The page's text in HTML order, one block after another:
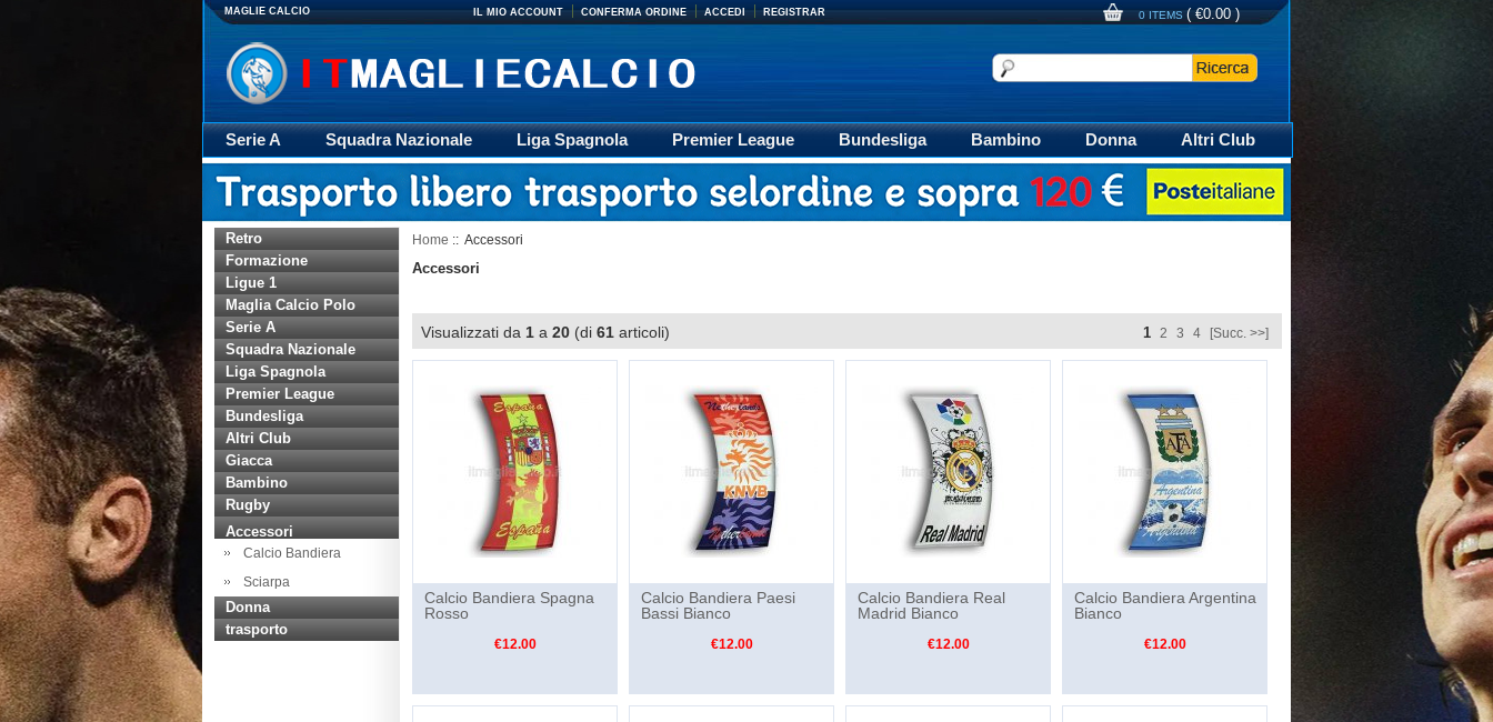
MAGLIE CALCIO IL MIO ACCOUNT CONFERMA ORDINE ACCEDI REGISTRAR 0 ITEMS ( €0.00 )
Serie A Squadra Nazionale Liga Spagnola Premier League Bundesliga Bambino Donna
Altri Club
Giacca
Rugby trasporto Retro Formazione Maglia Calcio Polo
Retro
Formazione
Ligue 1
Maglia Calcio Polo
Serie A
Squadra Nazionale
Liga Spagnola
Premier League
Bundesliga
Altri Club
Giacca
Bambino
Rugby
Accessori
Calcio Bandiera
Sciarpa
Donna
trasporto
Home :: Accessori
Accessori
Visualizzati da 1 a 20 (di 61 articoli) 1 2 3 4 [Succ. >>]
Calcio Bandiera Spagna
Rosso
€12.00
Calcio Bandiera Paesi
Bassi Bianco
€12.00
Calcio Bandiera Real
Madrid Bianco
€12.00
Calcio Bandiera Argentina
Bianco
€12.00